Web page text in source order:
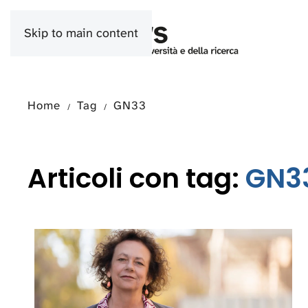
Skip to main content
Home Tag GN33
Articoli con tag: